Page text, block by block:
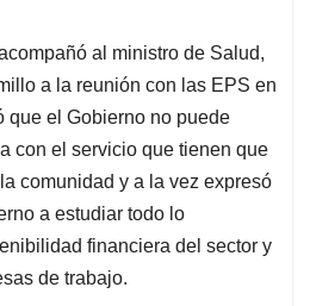
al ministro de Salud,
a la reunión con las EPS en
que el Gobierno no puede
con el servicio que tienen que
comunidad y a la vez expresó
a estudiar todo lo
financiera del sector y
de trabajo.